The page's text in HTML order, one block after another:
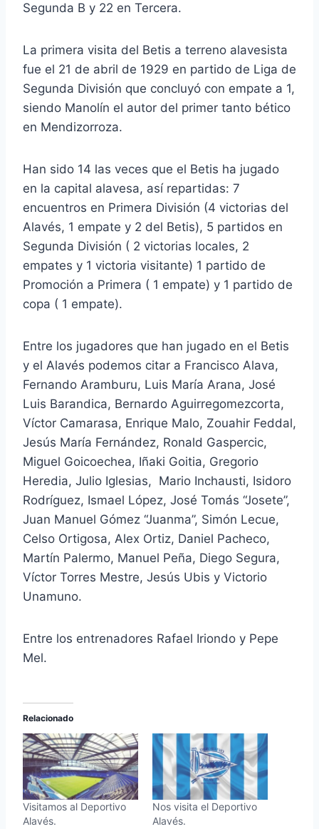
Segunda B y 22 en Tercera.
La primera visita del Betis a terreno alavesista
fue el 21 de abril de 1929 en partido de Liga de
Segunda División que concluyó con empate a 1,
siendo Manolín el autor del primer tanto bético
en Mendizorroza.
Han sido 14 las veces que el Betis ha jugado
en la capital alavesa, así repartidas: 7
encuentros en Primera División (4 victorias del
Alavés, 1 empate y 2 del Betis), 5 partidos en
Segunda División ( 2 victorias locales, 2
empates y 1 victoria visitante) 1 partido de
Promoción a Primera ( 1 empate) y 1 partido de
copa ( 1 empate).
Entre los jugadores que han jugado en el Betis
y el Alavés podemos citar a Francisco Alava,
Fernando Aramburu, Luis María Arana, José
Luis Barandica, Bernardo Aguirregomezcorta,
Víctor Camarasa, Enrique Malo, Zouahir Feddal,
Jesús María Fernández, Ronald Gaspercic,
Miguel Goicoechea, Iñaki Goitia, Gregorio
Heredia, Julio Iglesias, Mario Inchausti, Isidoro
Rodríguez, Ismael López, José Tomás “Josete”,
Juan Manuel Gómez “Juanma”, Simón Lecue,
Celso Ortigosa, Alex Ortiz, Daniel Pacheco,
Martín Palermo, Manuel Peña, Diego Segura,
Víctor Torres Mestre, Jesús Ubis y Victorio
Unamuno.
Entre los entrenadores Rafael Iriondo y Pepe
Mel.
Relacionado
Visitamos al Deportivo
Alavés.
Nos visita el Deportivo
Alavés.